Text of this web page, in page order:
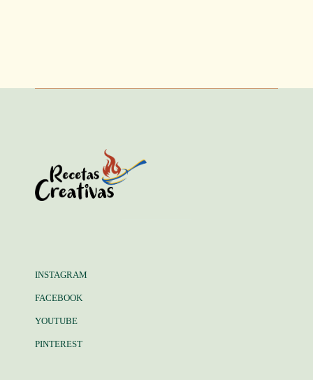
INSTAGRAM
FACEBOOK
YOUTUBE
PINTEREST